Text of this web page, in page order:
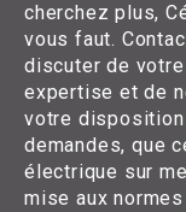
cherchez plus,
vous faut.
discuter de
expertise et de
votre
demandes, que
électrique sur
mise aux